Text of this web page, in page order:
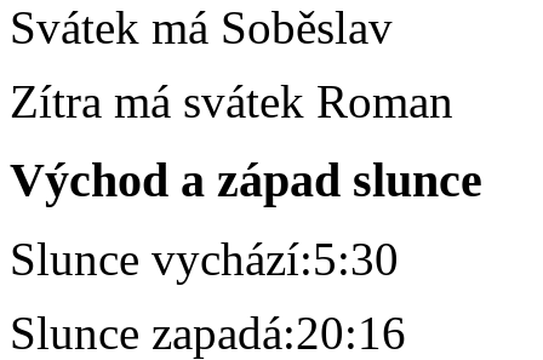
Svátek má Soběslav
Zítra má svátek Roman
Východ a západ slunce
Slunce vychází:5:30
Slunce zapadá:20:16